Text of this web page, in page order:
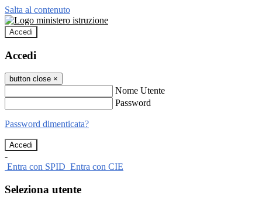
Salta al contenuto
Accedi
Accedi
button close ×
Nome Utente
Password
Password dimenticata?
-
Entra con SPID Entra con CIE
Seleziona utente